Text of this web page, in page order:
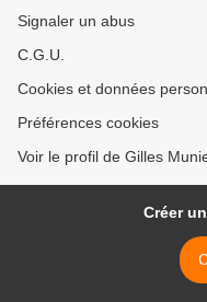
Signaler un abus
C.G.U.
Cookies et données
Préférences cookies
Voir le profil de Gilles
Créer